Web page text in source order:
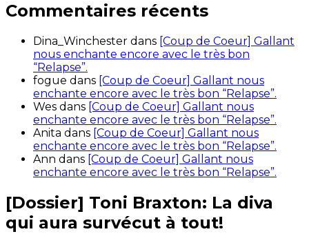
Commentaires récents
Dina_Winchester dans [Coup de Coeur] Gallant
nous enchante encore avec le très bon
“Relapse”.
fogue dans [Coup de Coeur] Gallant nous
enchante encore avec le très bon “Relapse”.
Wes dans [Coup de Coeur] Gallant nous
enchante encore avec le très bon “Relapse”.
Anita dans [Coup de Coeur] Gallant nous
enchante encore avec le très bon “Relapse”.
Ann dans [Coup de Coeur] Gallant nous
enchante encore avec le très bon “Relapse”.
[Dossier] Toni Braxton: La diva
qui aura survécut à tout!